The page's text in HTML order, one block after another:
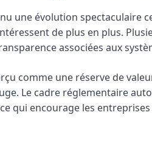
une évolution spectaculaire
de plus en plus.
associées aux
comme une réserve de
Le cadre réglementaire
qui encourage les